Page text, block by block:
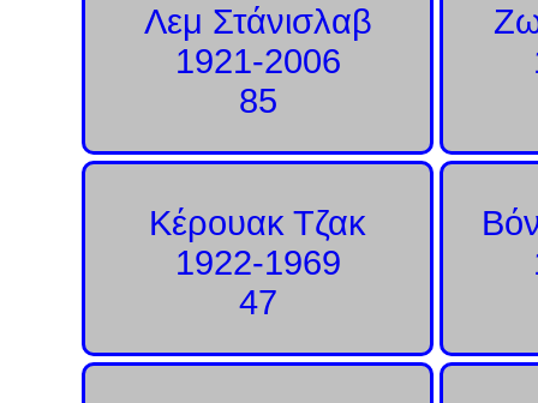
Λεμ Στάνισλαβ
1921-2006
85
Κέρουακ Τζακ
1922-1969
47